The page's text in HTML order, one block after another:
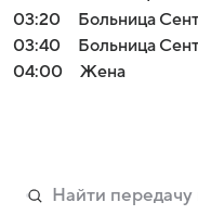
03:20
Больница
03:40
Больница
04:00
Жена